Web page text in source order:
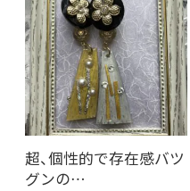
超、個性的で存在感バツ
グンの…